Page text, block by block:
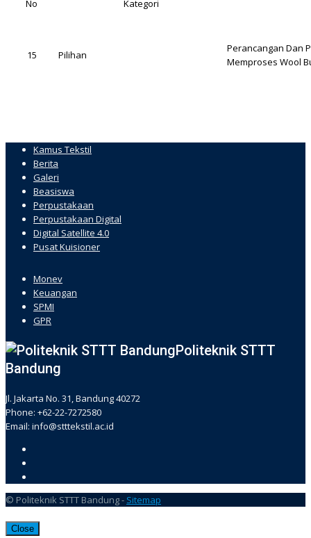
No Kategori
15 Pilihan
Perancangan Dan
Memproses Wool
Kamus Tekstil
Berita
Galeri
Beasiswa
Perpustakaan
Perpustakaan Digital
Digital Satellite 4.0
Pusat Kuisioner
Monev
Keuangan
SPMI
GPR
Politeknik STTT
Bandung
Jl. Jakarta No. 31, Bandung 40272
Phone: +62-22-7272580
Email: info@stttekstil.ac.id
© Politeknik STTT Bandung - Sitemap
Close